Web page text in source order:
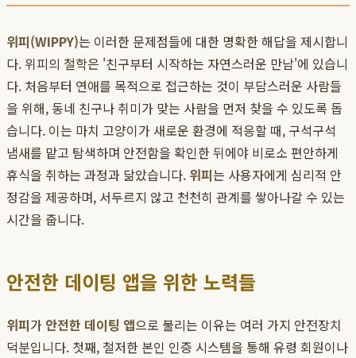
위피(WIPPY)는 이러한 문제점들에 대한 명확한 해답을 제시합니
다. 위피의 철학은 '친구부터 시작하는 자연스러운 만남'에 있습니
다. 처음부터 연애를 목적으로 접근하는 것이 부담스러운 사람들
을 위해, 동네 친구나 취미가 맞는 사람을 먼저 찾을 수 있도록 돕
습니다. 이는 마치 고양이가 새로운 환경에 적응할 때, 구석구석
냄새를 맡고 탐색하며 안전함을 확인한 뒤에야 비로소 편안하게
휴식을 취하는 과정과 닮았습니다. 위피는 사용자에게 심리적 안
정감을 제공하며, 서두르지 않고 천천히 관계를 쌓아나갈 수 있는
시간을 줍니다.
안전한 데이팅 앱을 위한 노력들
위피가 안전한 데이팅 앱으로 불리는 이유는 여러 가지 안전장치
덕분입니다. 첫째, 철저한 본인 인증 시스템을 통해 유령 회원이나